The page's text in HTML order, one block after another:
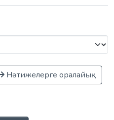
Нәтижелерге оралайық